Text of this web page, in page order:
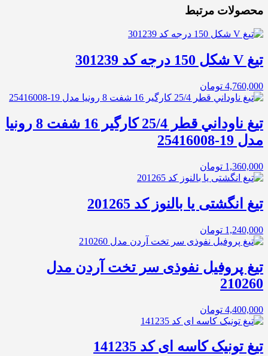
محصولات مرتبط
تیغ V شکل 150 درجه کد 301239
4,760,000 تومان
تيغ ناوداني قطر 25/4 كارگير 16 شفت 8 رونيا
مدل 19-25416008
1,360,000 تومان
تیغ انگشتی یا بالنوز کد 201265
1,240,000 تومان
تیغ پروفیل نفوذی سر تخت آردن مدل
210260
4,400,000 تومان
تیغ تونیک کاسه ای کد 141235